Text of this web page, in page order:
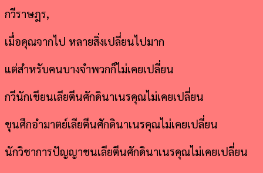
กวีราษฎร,
เมื่อคุณจากไป หลายสิ่งเปลี่ยนไปมาก
แต่สำหรับคนบางจำพวกก็ไม่เคยเปลี่ยน
กวีนักเขียนเลียตีนศักดินาเนรคุณไม่เคยเปลี่ยน
ขุนศึกอำมาตย์เลียตีนศักดินาเนรคุณไม่เคยเปลี่ยน
นักวิชาการปัญญาชนเลียตีนศักดินาเนรคุณไม่เคยเปลี่ยน